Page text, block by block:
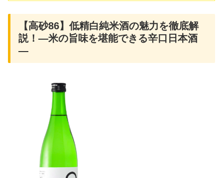
【高砂86】低精白純米酒の魅力を徹底解
説！—米の旨味を堪能できる辛口日本酒
—